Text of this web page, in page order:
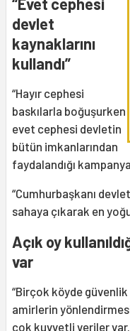
“Evet cephesi
devlet
kaynaklarını
kullandı”
“Hayır cephesi
baskılarla boğuşurken
evet cephesi devletin
bütün imkanlarından
faydalandığı
“Cumhurbaşkanı
sahaya çıkarak en
Açık oy
var
“Birçok köyde
amirlerin
çok kuvvetli veriler var.